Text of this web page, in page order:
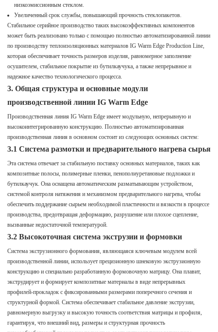
низкоэмиссионным стеклом.
Увеличенный срок службы, повышающий прочность стеклопакетов.
Стабильное серийное производство таких высокоэффективных компонентов
может быть реализовано только с помощью полностью автоматизированной линии
по производству теплоизоляционных материалов IG Warm Edge Production Line,
которая обеспечивает точность размеров изделия, равномерное заполнение
осушителем, стабильное покрытие из бутилкаучука, а также непрерывное и
надежное качество технологического процесса.
3. Общая структура и основные модули
производственной линии IG Warm Edge
Производственная линия IG Warm Edge имеет модульную, непрерывную и
высокоинтегрированную конструкцию. Полностью автоматизированная
производственная линия в основном состоит из следующих основных систем:
3.1 Система размотки и предварительного нагрева сырья
Эта система отвечает за стабильную поставку основных материалов, таких как
композитные полосы, полимерные пленки, пенополиуретановые подложки и
бутилкаучук. Она оснащена автоматическим разматывающим устройством,
системой контроля натяжения и механизмом предварительного нагрева, чтобы
обеспечить поддержание сырьем необходимой пластичности и вязкости в процессе
производства, предотвращая деформацию, разрушение или плохое сцепление,
вызванные недостаточной температурой.
3.2 Высокоточная система экструзии и формовки
Система экструзионного формования, являющаяся ключевым модулем всей
производственной линии, использует прецизионную шнековую экструзионную
конструкцию и специально разработанную формовочную матрицу. Она плавит,
экструдирует и формирует композитные материалы в виде непрерывных
профилей-прокладок с фиксированными размерами поперечного сечения и
структурной формой. Система обеспечивает стабильное давление экструзии,
равномерную выгрузку и высокую точность соответствия матрицы и профиля,
гарантируя, что внешний вид, размеры и структурная прочность